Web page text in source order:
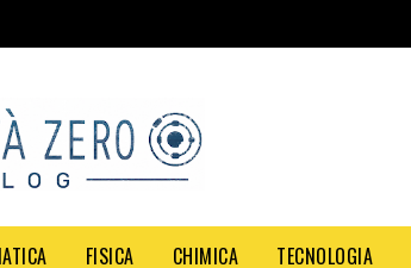
FISICA CHIMICA TECNOLOGIA